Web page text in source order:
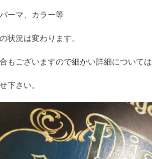
ーマ、カラー等
状況は変わります。
もございますので細かい詳細については
下さい。